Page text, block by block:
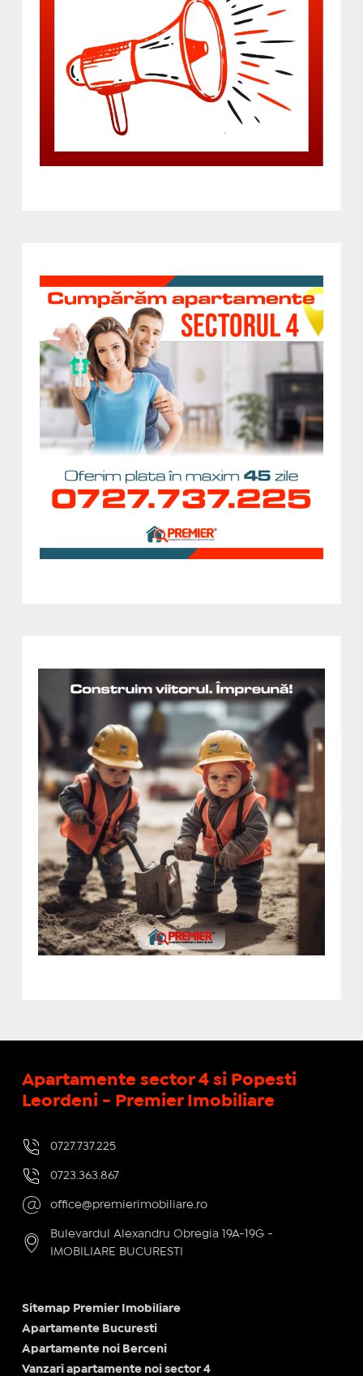
Apartamente sector 4 si Popesti
Leordeni - Premier Imobiliare
0727.737.225
0723.363.867
office@premierimobiliare.ro
Bulevardul Alexandru Obregia 19A-19G -
IMOBILIARE BUCURESTI
Sitemap Premier Imobiliare
Apartamente Bucuresti
Apartamente noi Berceni
Vanzari apartamente noi sector 4